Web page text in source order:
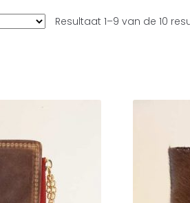
Resultaat 1–9 van de 10